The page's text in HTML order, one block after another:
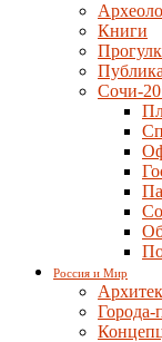
Книги
Сочи-
Россия и Мир